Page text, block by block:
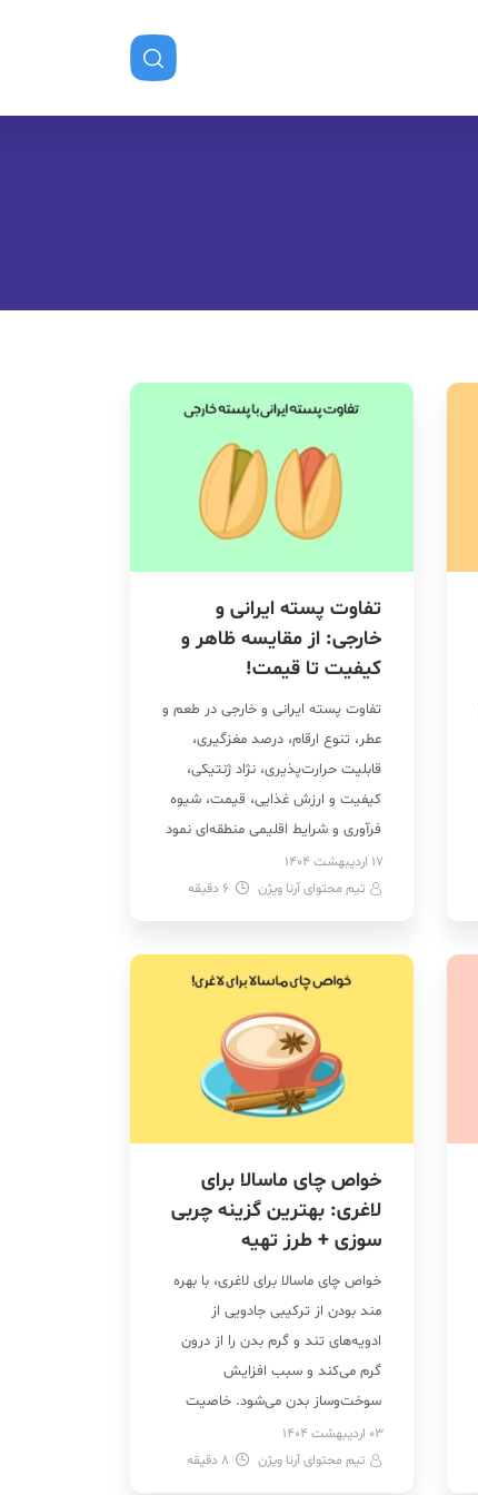
تفاوت پسته ایرانی و
خارجی: از مقایسه ظاهر و
کیفیت تا قیمت!
تفاوت پسته ایرانی و خارجی در طعم و
عطر، تنوع ارقام، درصد مغزگیری،
قابلیت حرارت‌پذیری، نژاد ژنتیکی،
کیفیت و ارزش غذایی، قیمت، شیوه
فرآوری و شرایط اقلیمی منطقه‌ای نمود
پیدا می‌کند. این ویژگی‌ها سبب شده
که تفاوت پسته ایرانی با خارجی نه
تغذیه‌ای، قیمت و جایگاه جهانی نیز
17 اردیبهشت 1404
تیم محتوای آرنا ویژن
6 دقیقه
خواص چای ماسالا برای
لاغری: بهترین گزینه چربی
سوزی + طرز تهیه
خواص چای ماسالا برای لاغری، با بهره
مند بودن از ترکیبی جادویی از
ادویه‌های تند و گرم بدن را از درون
گرم می‌کند و سبب افزایش
سوخت‌وساز بدن می‌شود. خاصیت
آنتی‌اکسیدانی، افزایش تعریق، کمک
به هضم بهتر غذا و افزایش چربی
03 اردیبهشت 1404
تیم محتوای آرنا ویژن
8 دقیقه